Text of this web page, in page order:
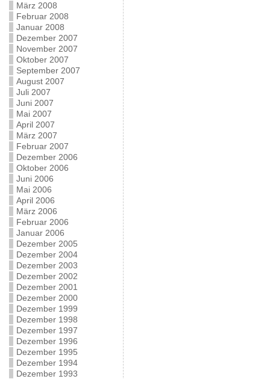
März 2008
Februar 2008
Januar 2008
Dezember 2007
November 2007
Oktober 2007
September 2007
August 2007
Juli 2007
Juni 2007
Mai 2007
April 2007
März 2007
Februar 2007
Dezember 2006
Oktober 2006
Juni 2006
Mai 2006
April 2006
März 2006
Februar 2006
Januar 2006
Dezember 2005
Dezember 2004
Dezember 2003
Dezember 2002
Dezember 2001
Dezember 2000
Dezember 1999
Dezember 1998
Dezember 1997
Dezember 1996
Dezember 1995
Dezember 1994
Dezember 1993